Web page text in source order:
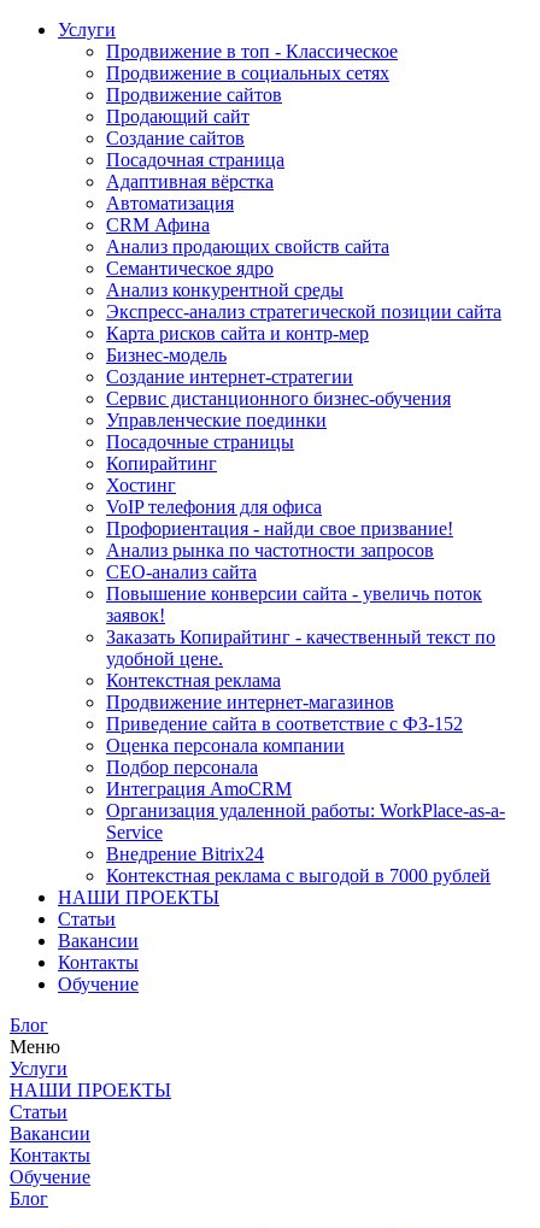
Услуги
Продвижение в топ - Классическое
Продвижение в социальных сетях
Продвижение сайтов
Продающий сайт
Создание сайтов
Посадочная страница
Адаптивная вёрстка
Автоматизация
CRM Афина
Анализ продающих свойств сайта
Семантическое ядро
Анализ конкурентной среды
Экспресс-анализ стратегической позиции сайта
Карта рисков сайта и контр-мер
Бизнес-модель
Создание интернет-стратегии
Сервис дистанционного бизнес-обучения
Управленческие поединки
Посадочные страницы
Копирайтинг
Хостинг
VoIP телефония для офиса
Профориентация - найди свое призвание!
Анализ рынка по частотности запросов
СЕО-анализ сайта
Повышение конверсии сайта - увеличь поток
заявок!
Заказать Копирайтинг - качественный текст по
удобной цене.
Контекстная реклама
Продвижение интернет-магазинов
Приведение сайта в соответствие с ФЗ-152
Оценка персонала компании
Подбор персонала
Интеграция AmoCRM
Организация удаленной работы: WorkPlace-as-a-
Service
Внедрение Bitrix24
Контекстная реклама с выгодой в 7000 рублей
НАШИ ПРОЕКТЫ
Статьи
Вакансии
Контакты
Обучение
Блог
Меню
Услуги
НАШИ ПРОЕКТЫ
Статьи
Вакансии
Контакты
Обучение
Блог